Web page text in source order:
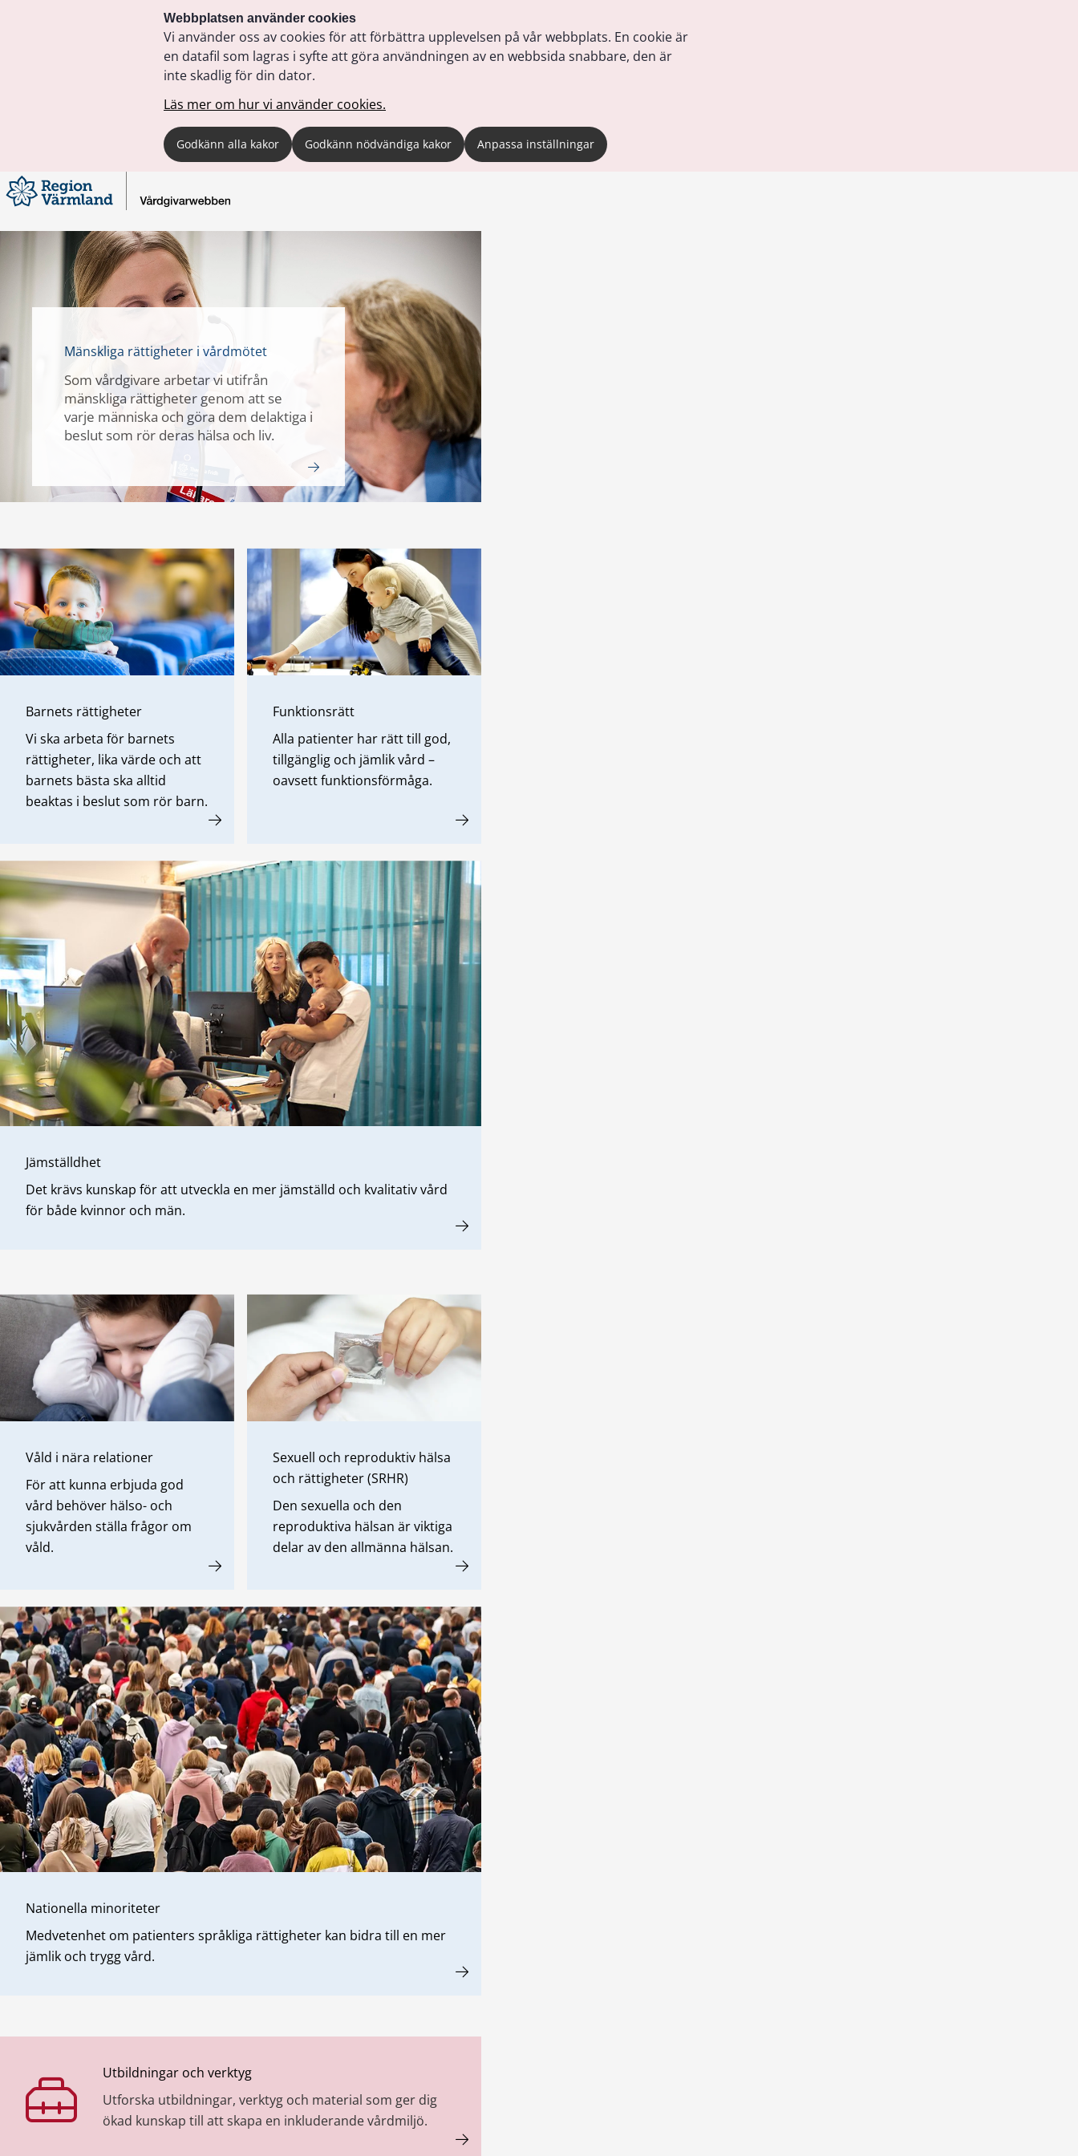
Webbplatsen använder cookies
Vi använder oss av cookies för att förbättra upplevelsen på vår webbplats. En cookie är
en datafil som lagras i syfte att göra användningen av en webbsida snabbare, den är
inte skadlig för din dator.
Läs mer om hur vi använder cookies.
Godkänn alla kakor Godkänn nödvändiga kakor Anpassa inställningar
Mänskliga rättigheter i vårdmötet
Som vårdgivare arbetar vi utifrån
mänskliga rättigheter genom att se
varje människa och göra dem delaktiga i
beslut som rör deras hälsa och liv.
Barnets rättigheter
Vi ska arbeta för barnets
rättigheter, lika värde och att
barnets bästa ska alltid
beaktas i beslut som rör barn.
Funktionsrätt
Alla patienter har rätt till god,
tillgänglig och jämlik vård –
oavsett funktionsförmåga.
Jämställdhet
Det krävs kunskap för att utveckla en mer jämställd och kvalitativ vård
för både kvinnor och män.
Våld i nära relationer
För att kunna erbjuda god
vård behöver hälso- och
sjukvården ställa frågor om
våld.
Sexuell och reproduktiv hälsa
och rättigheter (SRHR)
Den sexuella och den
reproduktiva hälsan är viktiga
delar av den allmänna hälsan.
Nationella minoriteter
Medvetenhet om patienters språkliga rättigheter kan bidra till en mer
jämlik och trygg vård.
Utbildningar och verktyg
Utforska utbildningar, verktyg och material som ger dig
ökad kunskap till att skapa en inkluderande vårdmiljö.